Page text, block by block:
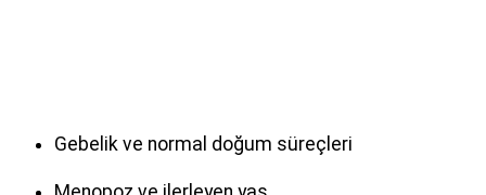
Gebelik ve normal doğum süreçleri